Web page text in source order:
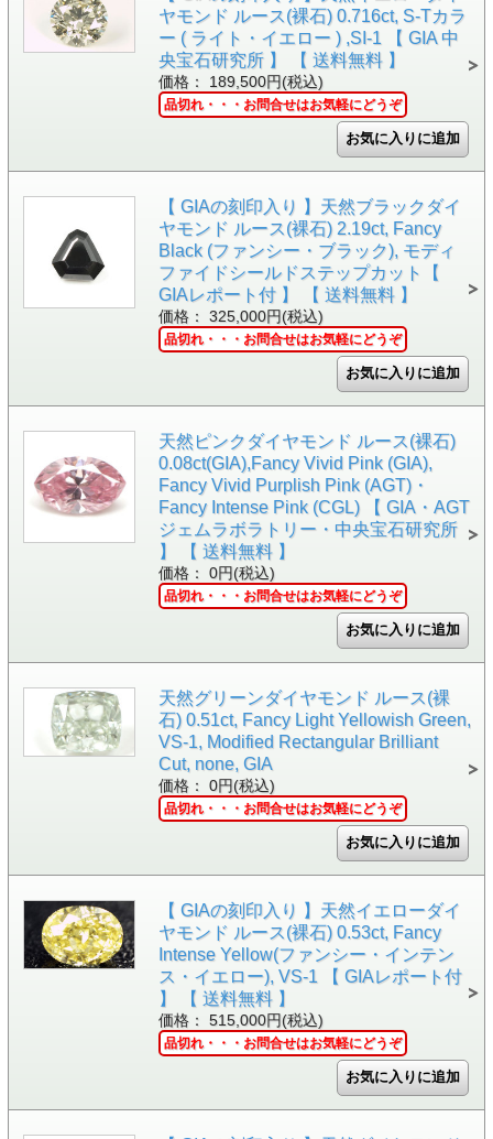
ヤモンド ルース(裸石) 0.716ct, S-Tカラ
ー ( ライト・イエロー ) ,SI-1 【 GIA 中
央宝石研究所 】 【 送料無料 】
価格： 189,500円(税込)
品切れ・・・お問合せはお気軽にどうぞ
【 GIAの刻印入り 】天然ブラックダイ
ヤモンド ルース(裸石) 2.19ct, Fancy
Black (ファンシー・ブラック), モディ
ファイドシールドステップカット【
GIAレポート付 】 【 送料無料 】
価格： 325,000円(税込)
品切れ・・・お問合せはお気軽にどうぞ
天然ピンクダイヤモンド ルース(裸石)
0.08ct(GIA),Fancy Vivid Pink (GIA),
Fancy Vivid Purplish Pink (AGT)・
Fancy Intense Pink (CGL) 【 GIA・AGT
ジェムラボラトリー・中央宝石研究所
】 【 送料無料 】
価格： 0円(税込)
品切れ・・・お問合せはお気軽にどうぞ
天然グリーンダイヤモンド ルース(裸
石) 0.51ct, Fancy Light Yellowish Green,
VS-1, Modified Rectangular Brilliant
Cut, none, GIA
価格： 0円(税込)
品切れ・・・お問合せはお気軽にどうぞ
【 GIAの刻印入り 】天然イエローダイ
ヤモンド ルース(裸石) 0.53ct, Fancy
Intense Yellow(ファンシー・インテン
ス・イエロー), VS-1 【 GIAレポート付
】 【 送料無料 】
価格： 515,000円(税込)
品切れ・・・お問合せはお気軽にどうぞ